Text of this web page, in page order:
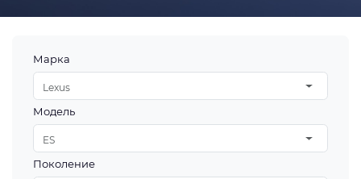
Марка
Lexus
Модель
ES
Поколение